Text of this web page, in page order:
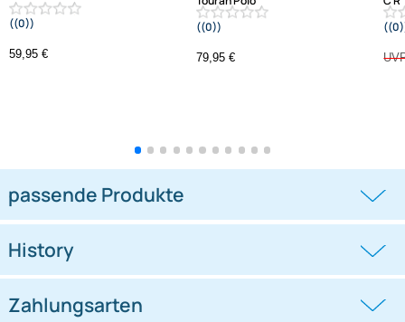
Varianten: Lenkradfernbedienungsadapter
Lenkradfernbedienungsadapter